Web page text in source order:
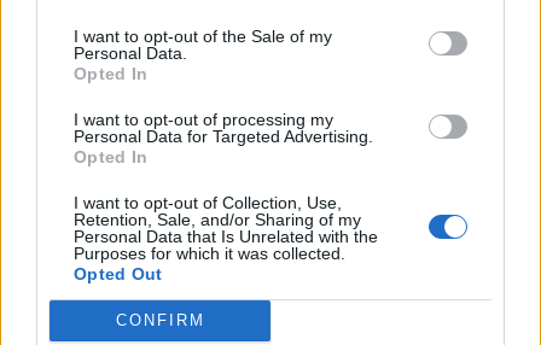
I want to opt-out of the Sale of my
Personal Data.
Opted In
I want to opt-out of processing my
Personal Data for Targeted Advertising.
Opted In
I want to opt-out of Collection, Use,
Retention, Sale, and/or Sharing of my
Personal Data that Is Unrelated with the
Purposes for which it was collected.
Opted Out
CONFIRM
Tournesol
Lire la suite